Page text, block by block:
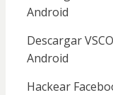
Android
Descargar
Android
Hackear